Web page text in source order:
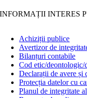
INFORMAȚII INTERES
Achiziții publice
Avertizor de
Bilanțuri contabile
Cod etic/deontologic/
Declarații de avere și
Protecția datelor cu
Planul de integritate